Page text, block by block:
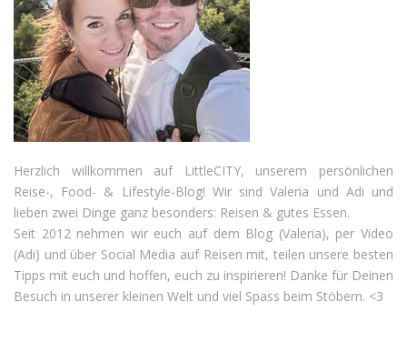
Herzlich willkommen auf LittleCITY, unserem persönlichen
Reise-, Food- & Lifestyle-Blog! Wir sind Valeria und Adi und
lieben zwei Dinge ganz besonders: Reisen & gutes Essen.
Seit 2012 nehmen wir euch auf dem Blog (Valeria), per Video
(Adi) und über Social Media auf Reisen mit, teilen unsere besten
Tipps mit euch und hoffen, euch zu inspirieren! Danke für Deinen
Besuch in unserer kleinen Welt und viel Spass beim Stöbern. <3